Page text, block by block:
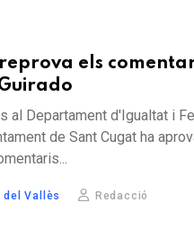
els
al Departament d'Igualtat i
de Sant Cugat ha
del Vallès Redacció